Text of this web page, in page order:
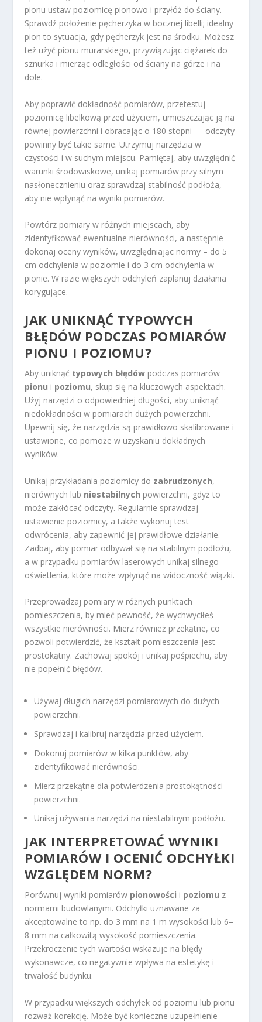
pionu ustaw poziomicę pionowo i przyłóż do ściany.
Sprawdź położenie pęcherzyka w bocznej libelli; idealny
pion to sytuacja, gdy pęcherzyk jest na środku. Możesz
też użyć pionu murarskiego, przywiązując ciężarek do
sznurka i mierząc odległości od ściany na górze i na
dole.
Aby poprawić dokładność pomiarów, przetestuj
poziomicę libelkową przed użyciem, umieszczając ją na
równej powierzchni i obracając o 180 stopni — odczyty
powinny być takie same. Utrzymuj narzędzia w
czystości i w suchym miejscu. Pamiętaj, aby uwzględnić
warunki środowiskowe, unikaj pomiarów przy silnym
nasłonecznieniu oraz sprawdzaj stabilność podłoża,
aby nie wpłynąć na wyniki pomiarów.
Powtórz pomiary w różnych miejscach, aby
zidentyfikować ewentualne nierówności, a następnie
dokonaj oceny wyników, uwzględniając normy – do 5
cm odchylenia w poziomie i do 3 cm odchylenia w
pionie. W razie większych odchyleń zaplanuj działania
korygujące.
JAK UNIKNĄĆ TYPOWYCH
BŁĘDÓW PODCZAS POMIARÓW
PIONU I POZIOMU?
Aby uniknąć typowych błędów podczas pomiarów
pionu i poziomu, skup się na kluczowych aspektach.
Użyj narzędzi o odpowiedniej długości, aby uniknąć
niedokładności w pomiarach dużych powierzchni.
Upewnij się, że narzędzia są prawidłowo skalibrowane i
ustawione, co pomoże w uzyskaniu dokładnych
wyników.
Unikaj przykładania poziomicy do zabrudzonych,
nierównych lub niestabilnych powierzchni, gdyż to
może zakłócać odczyty. Regularnie sprawdzaj
ustawienie poziomicy, a także wykonuj test
odwrócenia, aby zapewnić jej prawidłowe działanie.
Zadbaj, aby pomiar odbywał się na stabilnym podłożu,
a w przypadku pomiarów laserowych unikaj silnego
oświetlenia, które może wpłynąć na widoczność wiązki.
Przeprowadzaj pomiary w różnych punktach
pomieszczenia, by mieć pewność, że wychwyciłeś
wszystkie nierówności. Mierz również przekątne, co
pozwoli potwierdzić, że kształt pomieszczenia jest
prostokątny. Zachowaj spokój i unikaj pośpiechu, aby
nie popełnić błędów.
Używaj długich narzędzi pomiarowych do dużych
powierzchni.
Sprawdzaj i kalibruj narzędzia przed użyciem.
Dokonuj pomiarów w kilka punktów, aby
zidentyfikować nierówności.
Mierz przekątne dla potwierdzenia prostokątności
powierzchni.
Unikaj używania narzędzi na niestabilnym podłożu.
JAK INTERPRETOWAĆ WYNIKI
POMIARÓW I OCENIĆ ODCHYŁKI
WZGLĘDEM NORM?
Porównuj wyniki pomiarów pionowości i poziomu z
normami budowlanymi. Odchyłki uznawane za
akceptowalne to np. do 3 mm na 1 m wysokości lub 6–
8 mm na całkowitą wysokość pomieszczenia.
Przekroczenie tych wartości wskazuje na błędy
wykonawcze, co negatywnie wpływa na estetykę i
trwałość budynku.
W przypadku większych odchyłek od poziomu lub pionu
rozważ korekcję. Może być konieczne uzupełnienie